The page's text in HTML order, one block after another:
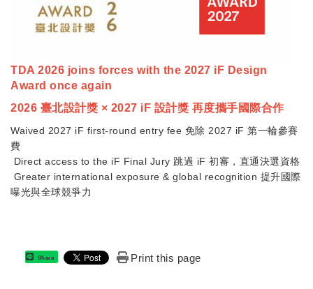
TDA 2026 joins forces with the 2027 iF Design
Award once again
2026 臺北設計獎 × 2027 iF 設計獎 再度攜手國際合作
Waived 2027 iF first-round entry fee 免除 2027 iF 第一輪參賽
費
Direct access to the iF Final Jury 跳過 iF 初審，直通決選資格
Greater international exposure & global recognition 提升國際
曝光與全球競爭力
Share Print this page